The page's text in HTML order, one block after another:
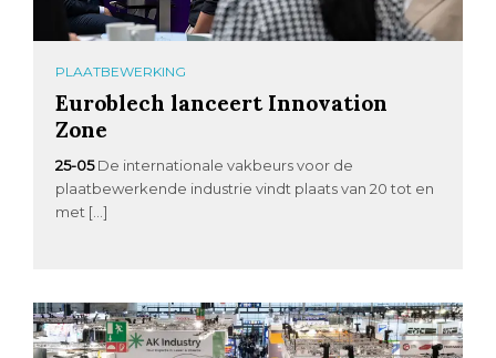
PLAATBEWERKING
Euroblech lanceert Innovation
Zone
25-05 De internationale vakbeurs voor de
plaatbewerkende industrie vindt plaats van 20 tot en
met […]